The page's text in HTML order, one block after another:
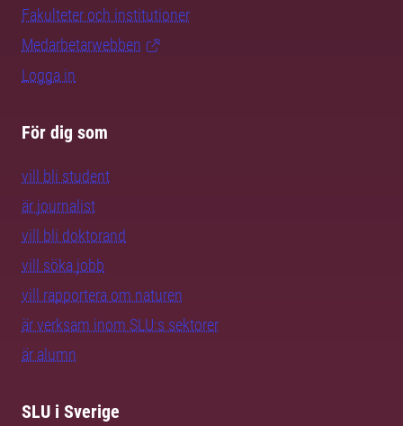
Fakulteter och institutioner
Medarbetarwebben
Logga in
För dig som
vill bli student
är journalist
vill bli doktorand
vill söka jobb
vill rapportera om naturen
är verksam inom SLU:s sektorer
är alumn
SLU i Sverige